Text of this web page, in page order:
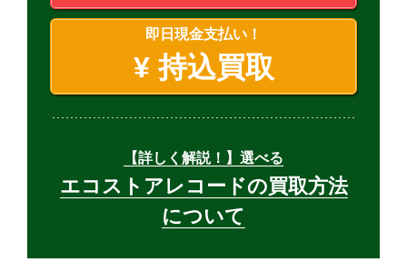
即日現金支払い！
¥持込買取
【詳しく解説！】選べる
エコストアレコードの買取方法
について